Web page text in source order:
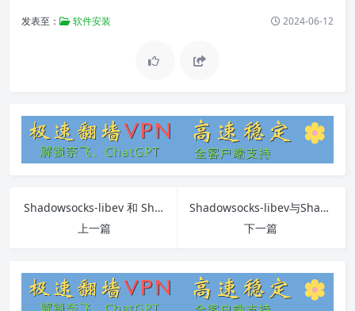
发表至： 软件安装 2024-06-12
Shadowsocks-libev 和 Shadowsocks区别
上一篇
Shadowsocks-libev与ShadowsocksR的区别
下一篇